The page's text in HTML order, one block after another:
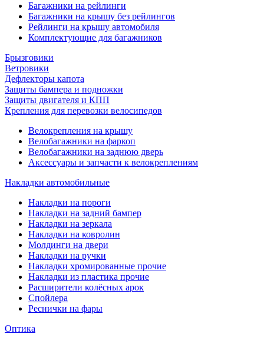
Багажники на рейлинги
Багажники на крышу без рейлингов
Рейлинги на крышу автомобиля
Комплектующие для багажников
Брызговики
Ветровики
Дефлекторы капота
Защиты бампера и подножки
Защиты двигателя и КПП
Крепления для перевозки велосипедов
Велокрепления на крышу
Велобагажники на фаркоп
Велобагажники на заднюю дверь
Аксессуары и запчасти к велокреплениям
Накладки автомобильные
Накладки на пороги
Накладки на задний бампер
Накладки на зеркала
Накладки на ковролин
Молдинги на двери
Накладки на ручки
Накладки хромированные прочие
Накладки из пластика прочие
Расширители колёсных арок
Спойлера
Реснички на фары
Оптика